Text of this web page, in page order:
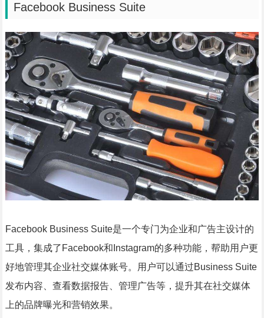
Facebook Business Suite
Facebook Business Suite是一个专门为企业和广告主设计的
工具，集成了Facebook和Instagram的多种功能，帮助用户更
好地管理其企业社交媒体账号。用户可以通过Business Suite
发布内容、查看数据报告、管理广告等，提升其在社交媒体
上的品牌曝光和营销效果。